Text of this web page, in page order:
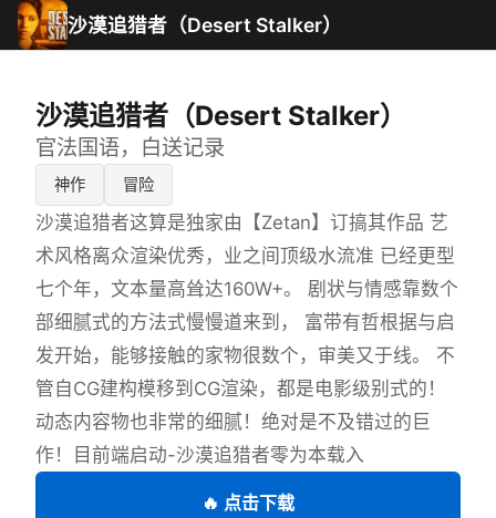
沙漠追猎者（Desert Stalker）
沙漠追猎者（Desert Stalker）
官法国语，白送记录
神作 冒险
沙漠追猎者这算是独家由【Zetan】订搞其作品 艺
术风格离众渲染优秀，业之间顶级水流准 已经更型
七个年，文本量高耸达160W+。 剧状与情感靠数个
部细腻式的方法式慢慢道来到， 富带有哲根据与启
发开始，能够接触的家物很数个，审美又于线。 不
管自CG建构模移到CG渲染，都是电影级别式的！
动态内容物也非常的细腻！绝对是不及错过的巨
作！目前端启动-沙漠追猎者零为本载入
🔥 点击下载